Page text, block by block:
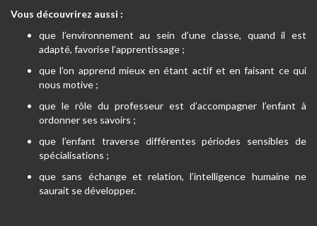
Vous découvrirez aussi :
que l’environnement au sein d’une classe, quand il est
adapté, favorise l’apprentissage ;
que l’on apprend mieux en étant actif et en faisant ce qui
nous motive ;
que le rôle du professeur est d’accompagner l’enfant à
ordonner ses savoirs ;
que l’enfant traverse différentes périodes sensibles de
spécialisations ;
que sans échange et relation, l’intelligence humaine ne
saurait se développer.